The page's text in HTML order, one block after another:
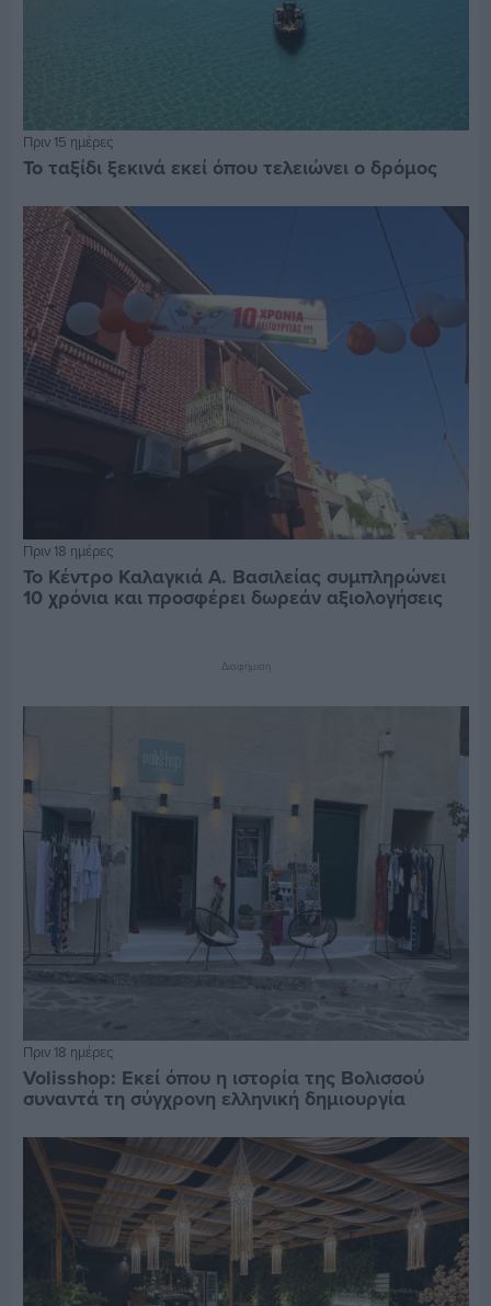
Πριν 15 ημέρες
Το ταξίδι ξεκινά εκεί όπου τελειώνει ο δρόμος
Πριν 18 ημέρες
Το Κέντρο Καλαγκιά Α. Βασιλείας συμπληρώνει
10 χρόνια και προσφέρει δωρεάν αξιολογήσεις
Διαφήμιση
Πριν 18 ημέρες
Volisshop: Εκεί όπου η ιστορία της Βολισσού
συναντά τη σύγχρονη ελληνική δημιουργία